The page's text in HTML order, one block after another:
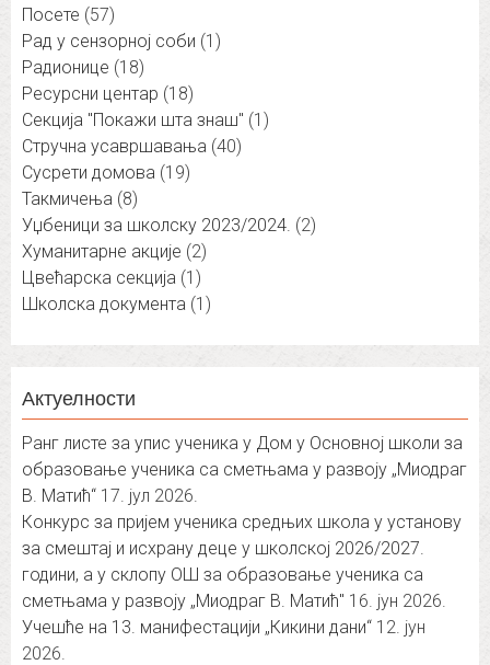
Посете (57)
Рад у сензорној соби (1)
Радионице (18)
Ресурсни центар (18)
Секција "Покажи шта знаш" (1)
Стручна усавршавања (40)
Сусрети домова (19)
Такмичења (8)
Уџбеници за школску 2023/2024. (2)
Хуманитарне акције (2)
Цвећарска секција (1)
Школска документа (1)
Актуелности
Ранг листе за упис ученика у Дом у Основној школи за
образовање ученика са сметњама у развоју „Миодраг
В. Матић“ 17. јул 2026.
Конкурс за пријем ученика средњих школа у установу
за смештај и исхрану деце у школској 2026/2027.
години, а у склопу ОШ за образовање ученика са
сметњама у развоју „Миодраг В. Матић″ 16. јун 2026.
Учешће на 13. манифестацији „Кикини дани“ 12. јун
2026.